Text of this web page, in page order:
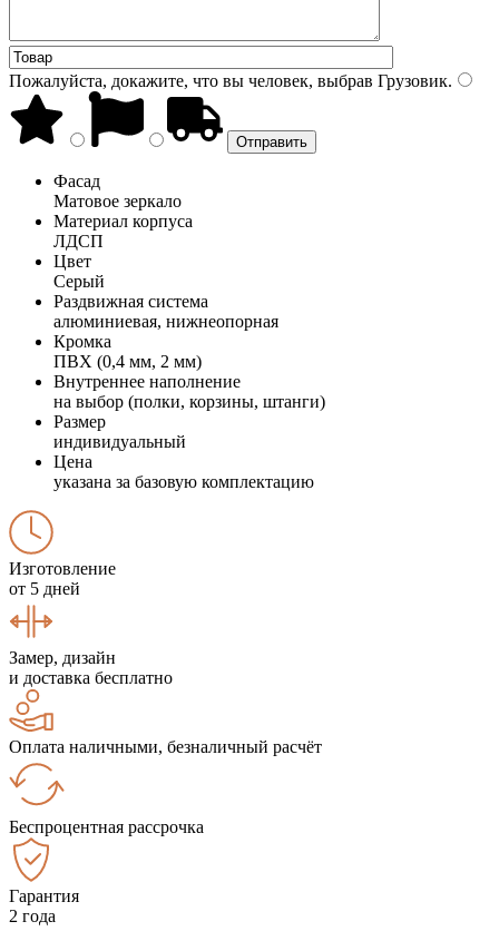
Пожалуйста, докажите, что вы человек, выбрав Грузовик.
Фасад
Матовое зеркало
Материал корпуса
ЛДСП
Цвет
Серый
Раздвижная система
алюминиевая, нижнеопорная
Кромка
ПВХ (0,4 мм, 2 мм)
Внутреннее наполнение
на выбор (полки, корзины, штанги)
Размер
индивидуальный
Цена
указана за базовую комплектацию
Изготовление
от 5 дней
Замер, дизайн
и доставка бесплатно
Оплата наличными, безналичный расчёт
Беспроцентная рассрочка
Гарантия
2 года